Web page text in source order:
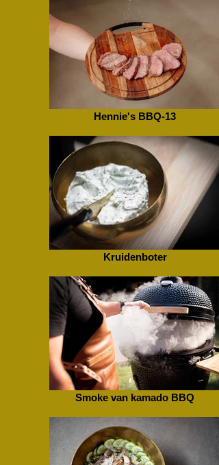
Hennie's BBQ-13
Kruidenboter
Smoke van kamado BBQ